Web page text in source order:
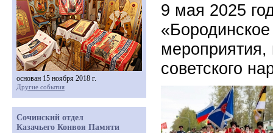
9 мая 2025
советского
основан 15 ноября 2018 г.
Другие события
Сочинский отдел
Казачьего Конвоя Памяти